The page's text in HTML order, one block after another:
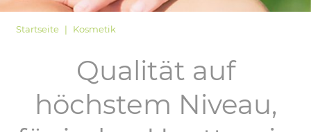
Startseite Kosmetik
Qualität auf
höchstem Niveau,